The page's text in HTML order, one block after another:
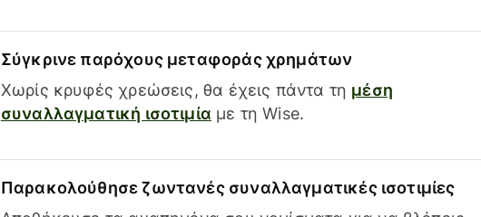
Σύγκρινε παρόχους μεταφοράς χρημάτων
Χωρίς κρυφές χρεώσεις, θα έχεις πάντα τη μέση
συναλλαγματική ισοτιμία με τη Wise.
Παρακολούθησε ζωντανές συναλλαγματικές ισοτιμίες